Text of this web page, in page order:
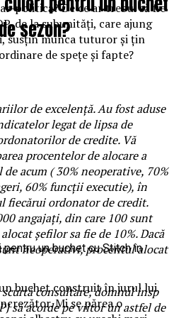
politică? De ce ar trebui să fie
de la subunități, care ajung
susțin munca tuturor și țin
de spețe și fapte?
de excelență. Au fost aduse
legat de lipsa de
de credite. Vă
procentelor de alocare a
acum ( 30% neoperative, 70%
60% funcții executie), în
fiecărui ordonator de credit.
angajați, din care 100 sunt
șefilor sa fie de 10%. Dacă
neoperativi, procentul alocat
consultare, domnul insp
să acorde pe viitor un astfel de
sezon?
buchet construit în jurul lui
Mi se părea o